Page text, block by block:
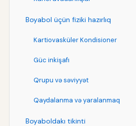
Boyabol üçün fiziki hazırlıq
Kartiovasküler Kondisioner
Güc inkişafı
Qrupu və səviyyət
Qaydalanma və yaralanmaq
Boyaboldakı tikinti